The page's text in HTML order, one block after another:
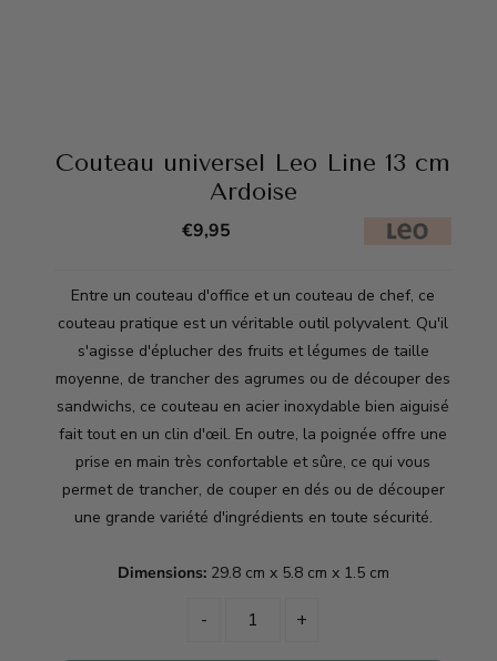
Couteau universel Leo Line 13 cm
Ardoise
€9,95
Entre un couteau d'office et un couteau de chef, ce
couteau pratique est un véritable outil polyvalent. Qu'il
s'agisse d'éplucher des fruits et légumes de taille
moyenne, de trancher des agrumes ou de découper des
sandwichs, ce couteau en acier inoxydable bien aiguisé
fait tout en un clin d'œil. En outre, la poignée offre une
prise en main très confortable et sûre, ce qui vous
permet de trancher, de couper en dés ou de découper
une grande variété d'ingrédients en toute sécurité.
Dimensions:29.8 cm x 5.8 cm x 1.5 cm
- +